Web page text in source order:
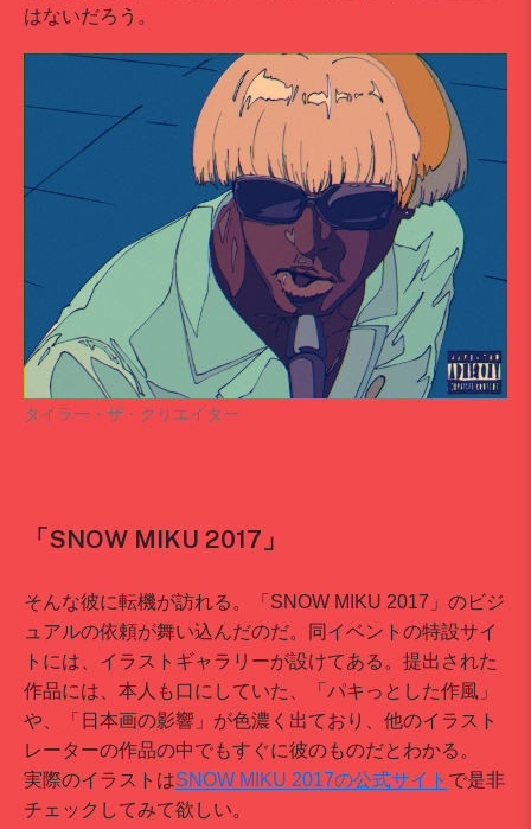
はないだろう。
タイラー・ザ・クリエイター
「SNOW MIKU 2017」
そんな彼に転機が訪れる。「SNOW MIKU 2017」のビジ
ュアルの依頼が舞い込んだのだ。同イベントの特設サイ
トには、イラストギャラリーが設けてある。提出された
作品には、本人も口にしていた、「パキっとした作風」
や、「日本画の影響」が色濃く出ており、他のイラスト
レーターの作品の中でもすぐに彼のものだとわかる。
実際のイラストはSNOW MIKU 2017の公式サイト で是非
チェックしてみて欲しい。